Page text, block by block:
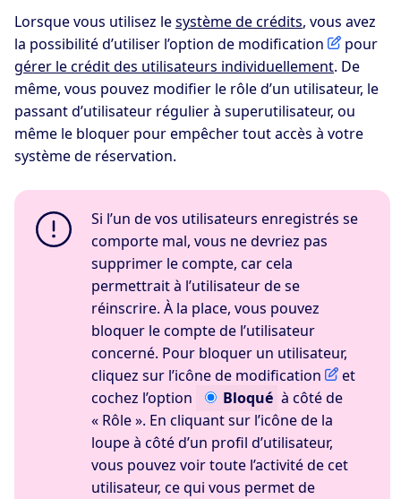
Lorsque vous utilisez lesystème de crédits, vous avez
la possibilité d’utiliser l’option de modification
pour
gérer le crédit des utilisateurs individuellement. De
même, vous pouvez modifier le rôle d’un utilisateur, le
passant d’utilisateur régulier à superutilisateur, ou
même le bloquer pour empêcher tout accès à votre
système de réservation.
Si l’un de vos utilisateurs enregistrés se
comporte mal, vous ne devriez pas
supprimer le compte, car cela
permettrait à l’utilisateur de se
réinscrire. À la place, vous pouvez
bloquer le compte de l’utilisateur
concerné. Pour bloquer un utilisateur,
cliquez sur l’icône de modification
et
cochez l’option
Bloqué à côté de
« Rôle ». En cliquant sur l’icône de la
loupe à côté d’un profil d’utilisateur,
vous pouvez voir toute l’activité de cet
utilisateur, ce qui vous permet de